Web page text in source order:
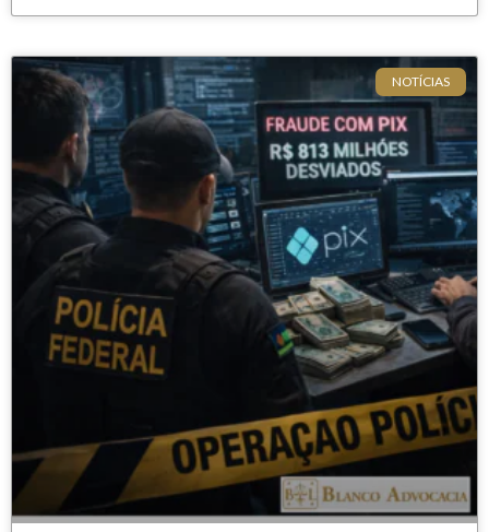
NOTÍCIAS